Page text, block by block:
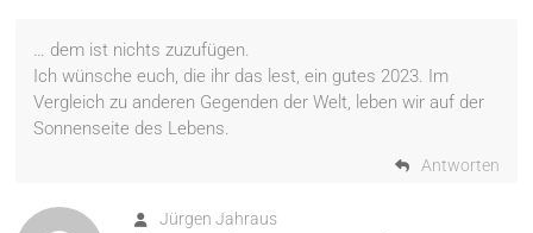
… dem ist nichts zuzufügen.
Ich wünsche euch, die ihr das lest, ein gutes 2023. Im
Vergleich zu anderen Gegenden der Welt, leben wir auf der
Sonnenseite des Lebens.
Antworten
Jürgen Jahraus